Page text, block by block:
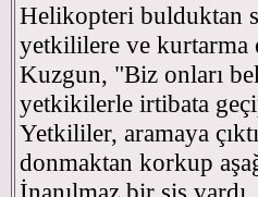
Helikopteri bulduktan
yetkililere ve kurtarma
Kuzgun, "Biz onları
yetkikilerle irtibata
Yetkililer, aramaya
donmaktan korkup